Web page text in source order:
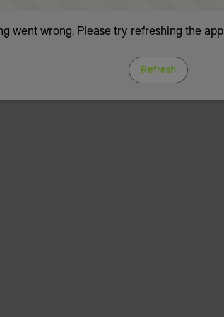
went wrong. Please try refreshing the app
Refresh